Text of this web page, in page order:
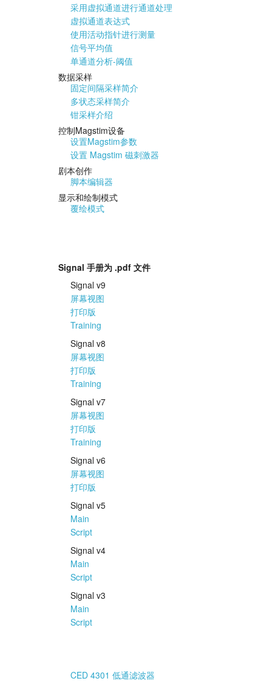
采用虚拟通道进行通道处理
虚拟通道表达式
使用活动指针进行测量
信号平均值
单通道分析-阈值
数据采样
固定间隔采样简介
多状态采样简介
钳采样介绍
控制Magstim设备
设置Magstim参数
设置 Magstim 磁刺激器
剧本创作
脚本编辑器
显示和绘制模式
覆绘模式
Signal 手册为 .pdf 文件
Signal v9
屏幕视图
打印版
Training
Signal v8
屏幕视图
打印版
Training
Signal v7
屏幕视图
打印版
Training
Signal v6
屏幕视图
打印版
Signal v5
Main
Script
Signal v4
Main
Script
Signal v3
Main
Script
CED 4301 低通滤波器